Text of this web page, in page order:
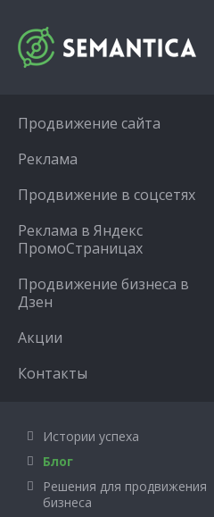
Продвижение сайта
Реклама
Продвижение в соцсетях
Реклама в Яндекс
ПромоСтраницах
Продвижение бизнеса в
Дзен
Акции
Контакты
Истории успеха
Блог
Решения для продвижения
бизнеса